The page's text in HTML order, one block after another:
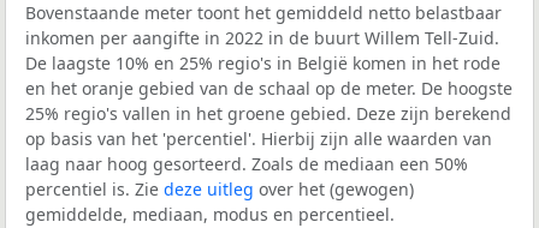
Bovenstaande meter toont het gemiddeld netto belastbaar
inkomen per aangifte in 2022 in de buurt Willem Tell-Zuid.
De laagste 10% en 25% regio's in België komen in het rode
en het oranje gebied van de schaal op de meter. De hoogste
25% regio's vallen in het groene gebied. Deze zijn berekend
op basis van het 'percentiel'. Hierbij zijn alle waarden van
laag naar hoog gesorteerd. Zoals de mediaan een 50%
percentiel is. Zie deze uitleg over het (gewogen)
gemiddelde, mediaan, modus en percentieel.